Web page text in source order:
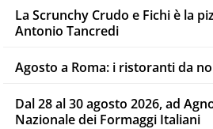
La Scrunchy Crudo e Fichi è la
Antonio Tancredi
Agosto a Roma: i ristoranti da
Dal 28 al 30 agosto 2026, ad
Nazionale dei Formaggi Italiani